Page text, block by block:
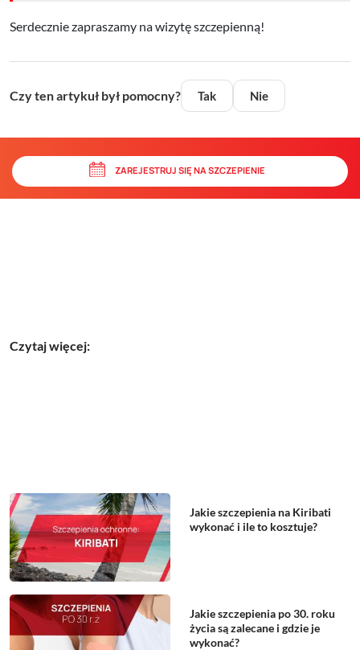
Serdecznie zapraszamy na wizytę szczepienną!
Czy ten artykuł był pomocny? Tak Nie
ZAREJESTRUJ SIĘ NA SZCZEPIENIE
Czytaj więcej:
Jakie szczepienia na Kiribati
wykonać i ile to kosztuje?
Jakie szczepienia po 30. roku
życia są zalecane i gdzie je
wykonać?